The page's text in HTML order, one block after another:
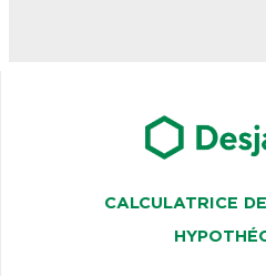
CALCULATRICE